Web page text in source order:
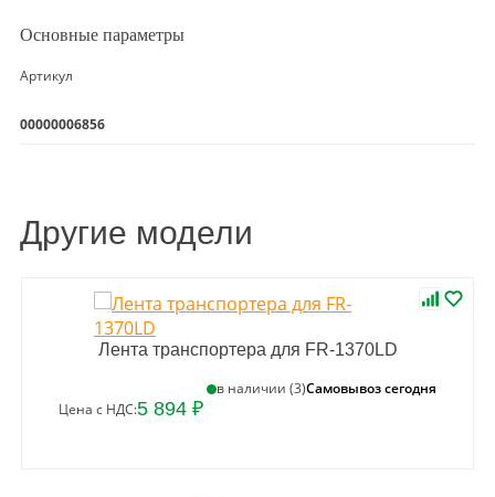
Основные параметры
Артикул
00000006856
Другие модели
Лента транспортера для FR-1370LD
в наличии (3)Самовывоз сегодня
Цена с НДС:5 894 ₽